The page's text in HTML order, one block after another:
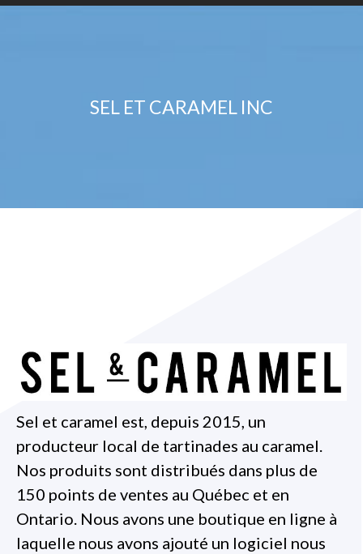
SEL ET CARAMEL INC
Sel et caramel est, depuis 2015, un
producteur local de tartinades au caramel.
Nos produits sont distribués dans plus de
150 points de ventes au Québec et en
Ontario. Nous avons une boutique en ligne à
laquelle nous avons ajouté un logiciel nous